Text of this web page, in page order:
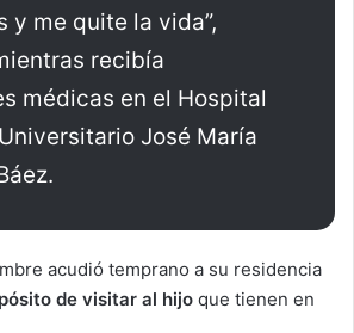
y me quite la vida”,
recibía
médicas en el Hospital
José María
acudió temprano a su residencia
de visitar al hijo que tienen en